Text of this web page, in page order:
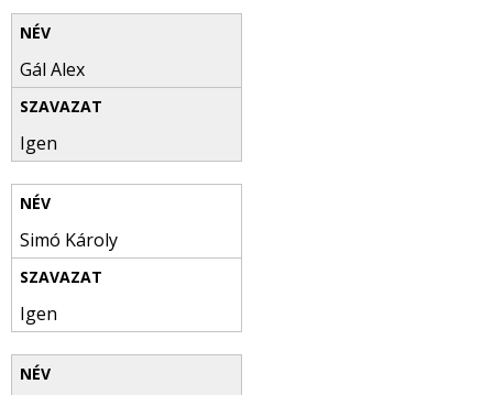
Gál Alex
Igen
Simó Károly
Igen